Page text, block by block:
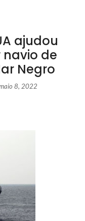
ajudou
de
Negro
8, 2022